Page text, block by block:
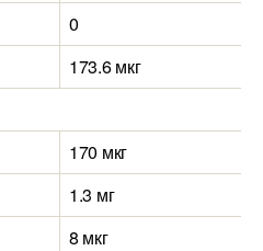
0
173.6 мкг
170 мкг
1.3 мг
8 мкг